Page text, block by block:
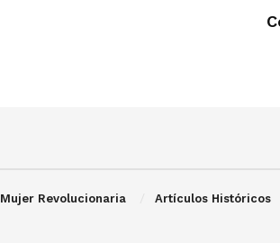
Mujer Revolucionaria Artículos Históricos